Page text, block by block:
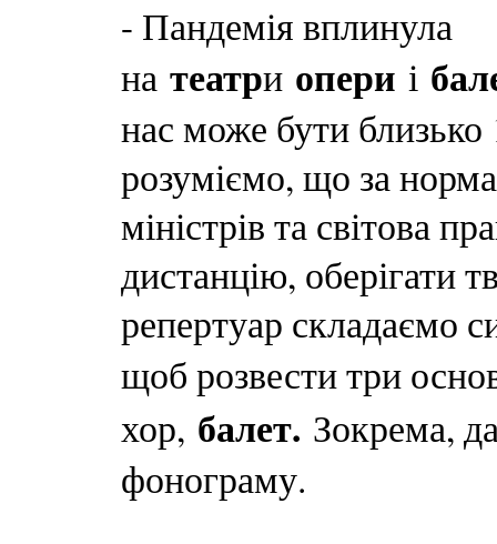
- Пандемія вплинула
на театри опери і
нас може бути близько
розуміємо, що за
міністрів та світова
дистанцію, оберігати
репертуар складаємо
щоб розвести три
хор, балет. Зокрема,
фонограму.